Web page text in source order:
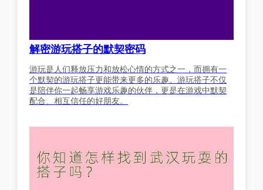
解密游玩搭子的默契密码
游玩是人们释放压力和放松心情的方式之一，而拥有一
个默契的游玩搭子更能带来更多的乐趣。游玩搭子不仅
是陪伴你一起畅享游戏乐趣的伙伴，更是在游戏中默契
配合、相互信任的好朋友。